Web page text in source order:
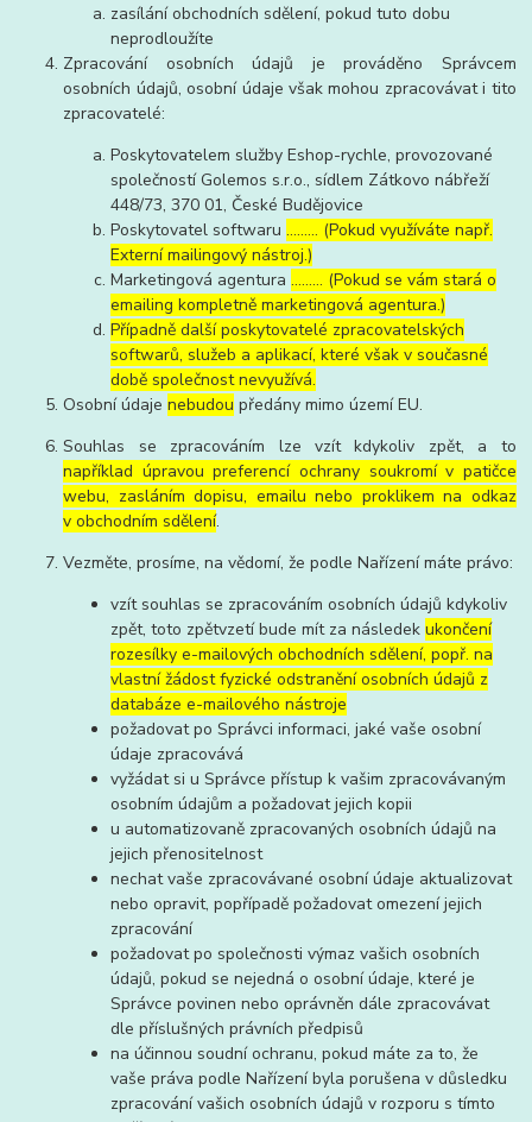
zasílání obchodních sdělení, pokud tuto dobu
neprodloužíte
Zpracování osobních údajů je prováděno Správcem
osobních údajů, osobní údaje však mohou zpracovávat i tito
zpracovatelé:
Poskytovatelem služby Eshop-rychle, provozované
společností Golemos s.r.o., sídlem Zátkovo nábřeží
448/73, 370 01, České Budějovice
Poskytovatel softwaru……… (Pokud využíváte např.
Externí mailingový nástroj.)
Marketingová agentura……… (Pokud se vám stará o
emailing kompletně marketingová agentura.)
Případně další poskytovatelé zpracovatelských
softwarů, služeb a aplikací, které však v současné
době společnost nevyužívá.
Osobní údajenebudou předány mimo území EU.
Souhlas se zpracováním lze vzít kdykoliv zpět, a to
například úpravou preferencí ochrany soukromí v patičce
webu, zasláním dopisu, emailu nebo proklikem na odkaz
v obchodním sdělení.
Vezměte, prosíme, na vědomí, že podle Nařízení máte právo:
vzít souhlas se zpracováním osobních údajů kdykoliv
zpět, toto zpětvzetí bude mít za následekukončení
rozesílky e-mailových obchodních sdělení, popř. na
vlastní žádost fyzické odstranění osobních údajů z
databáze e-mailového nástroje
požadovat po Správci informaci, jaké vaše osobní
údaje zpracovává
vyžádat si u Správce přístup k vašim zpracovávaným
osobním údajům a požadovat jejich kopii
u automatizovaně zpracovaných osobních údajů na
jejich přenositelnost
nechat vaše zpracovávané osobní údaje aktualizovat
nebo opravit, popřípadě požadovat omezení jejich
zpracování
požadovat po společnosti výmaz vašich osobních
údajů, pokud se nejedná o osobní údaje, které je
Správce povinen nebo oprávněn dále zpracovávat
dle příslušných právních předpisů
na účinnou soudní ochranu, pokud máte za to, že
vaše práva podle Nařízení byla porušena v důsledku
zpracování vašich osobních údajů v rozporu s tímto